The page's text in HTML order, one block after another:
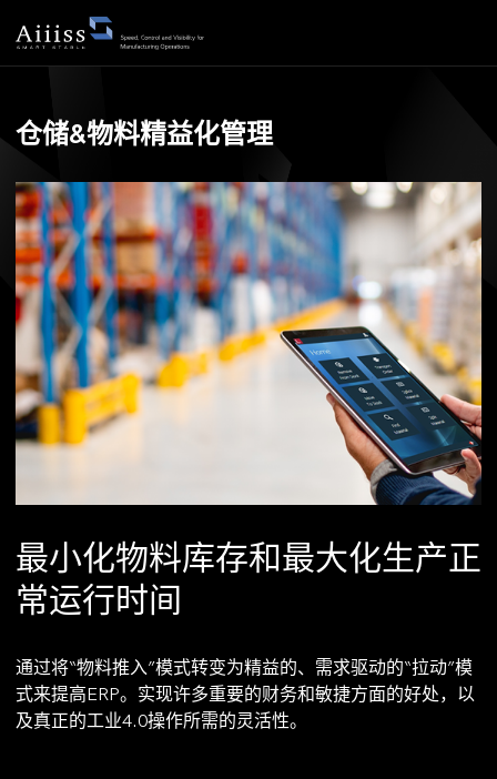
仓储&物料精益化管理
最小化物料库存和最大化生产正
常运行时间
通过将“物料推入”模式转变为精益的、需求驱动的“拉动”模
式来提高ERP。实现许多重要的财务和敏捷方面的好处，以
及真正的工业4.0操作所需的灵活性。